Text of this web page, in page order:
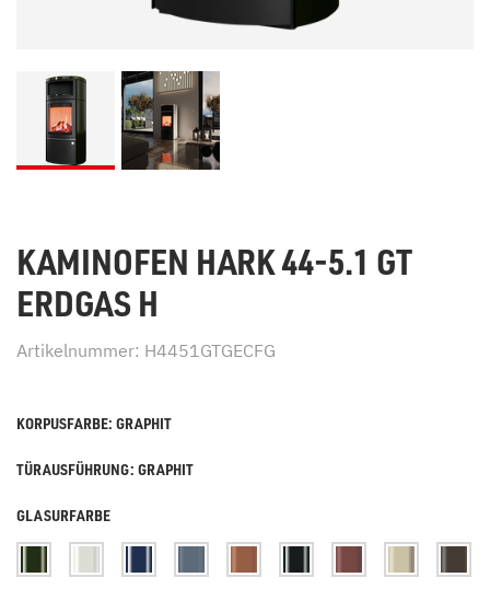
KAMINOFEN HARK 44-5.1 GT
ERDGAS H
Artikelnummer: H4451GTGECFG
KORPUSFARBE: GRAPHIT
TÜRAUSFÜHRUNG: GRAPHIT
GLASURFARBE